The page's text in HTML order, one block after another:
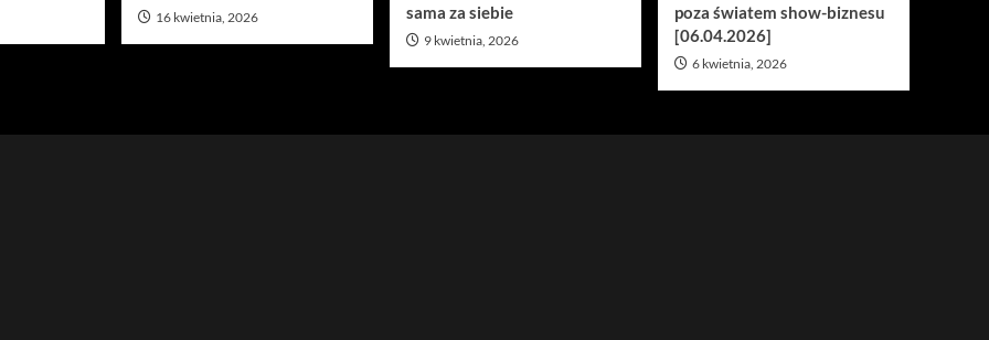
16 kwietnia, 2026
sama za siebie
9 kwietnia, 2026
poza światem show-biznesu
[06.04.2026]
6 kwietnia, 2026